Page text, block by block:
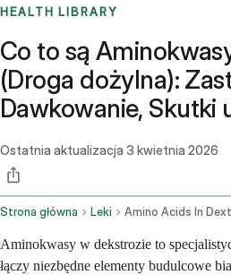
HEALTH LIBRARY
Co to są
(Droga dożylna):
Dawkowanie, Skutki
Ostatnia aktualizacja 3 kwietnia 2026
Strona główna Leki
Aminokwasy w dekstrozie to
łączy niezbędne elementy budulcowe